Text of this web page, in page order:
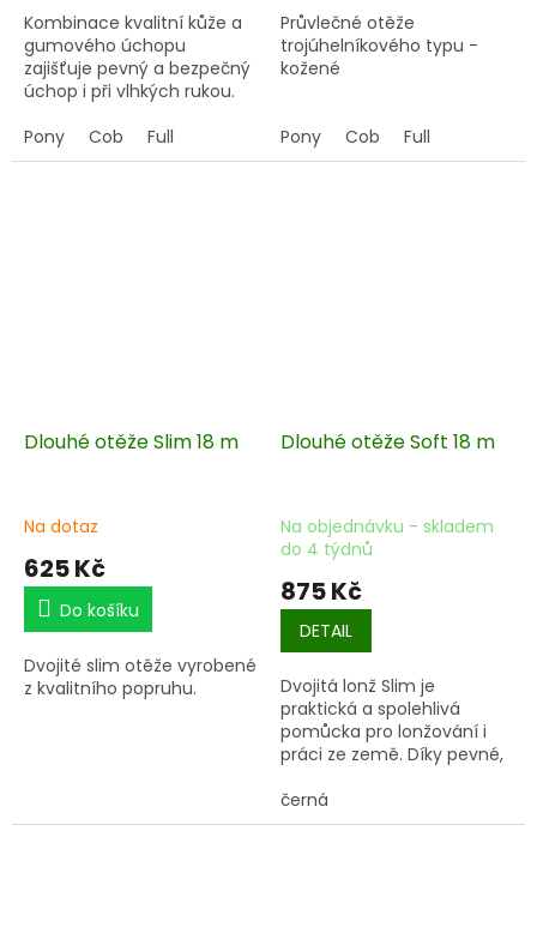
Kombinace kvalitní kůže a
gumového úchopu
zajišťuje pevný a bezpečný
úchop i při vlhkých rukou.
protrénink i soutěže
Snadná údržba – kůži
Pony Cob Full
Průvlečné otěže
trojúhelníkového typu -
kožené
Pony Cob Full
Dlouhé otěže Slim 18 m
Na dotaz
625 Kč
Do košíku
Dvojité slim otěže vyrobené
z kvalitního popruhu.
Dlouhé otěže Soft 18 m
Na objednávku - skladem
do 4 týdnů
875 Kč
DETAIL
Dvojitá lonž Slim je
praktická a spolehlivá
pomůcka pro lonžování i
práci ze země. Díky pevné,
snadno manipuluje a
poskytuje jistý kontakt s
černá